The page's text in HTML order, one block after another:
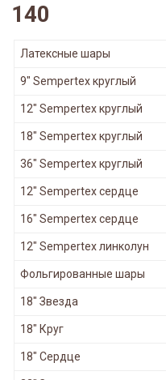
140
Латексные шары
9" Sempertex круглый
12" Sempertex круглый
18" Sempertex круглый
36" Sempertex круглый
12" Sempertex сердце
16" Sempertex сердце
12" Sempertex линколун
Фольгированные шары
18" Звезда
18" Круг
18" Сердце